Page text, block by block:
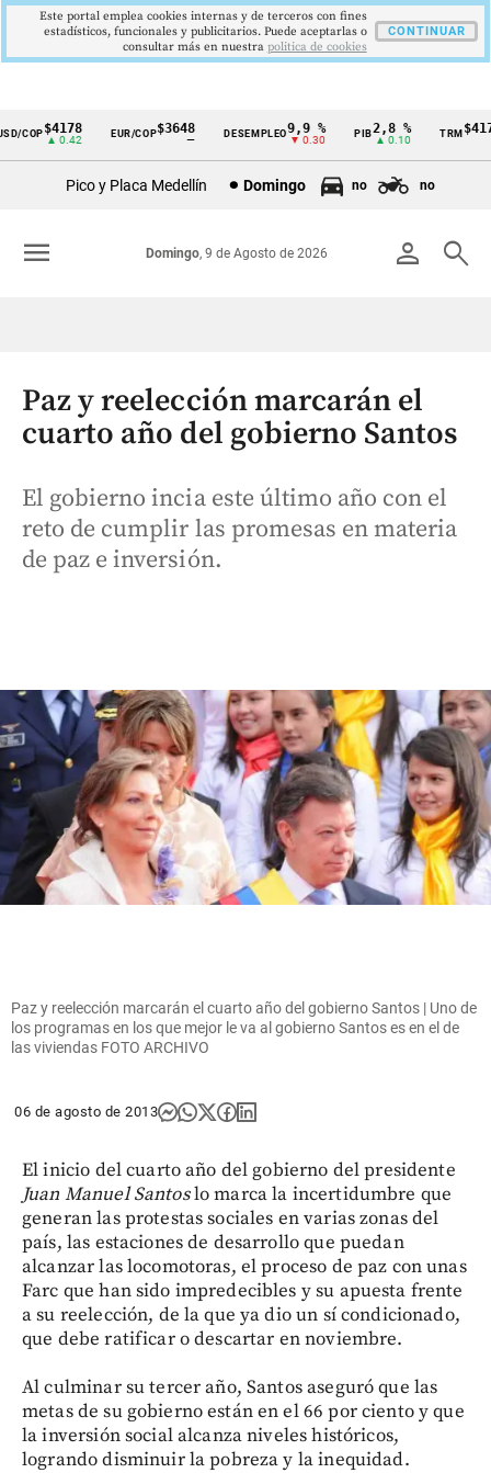
Cintillo
Colombia
COP$4178
▲ 0.42
EUR/COP$3648 DESEMPLEO9,9 %
▼ 0.30
2,8 %
▲ 0.10
TRM
Pico y Placa Medellín Domingo no no
person search
Domingo, 9 de Agosto de 2026
menu
Paz y reelección marcarán el
cuarto año del gobierno Santos
El gobierno incia este último año con el
reto de cumplir las promesas en materia
de paz e inversión.
Paz y reelección marcarán el cuarto año del gobierno Santos | Uno de
los programas en los que mejor le va al gobierno Santos es en el de
las viviendas FOTO ARCHIVO
06 de agosto de 2013
El inicio del cuarto año del gobierno del presidente
Juan Manuel Santoslo marca la incertidumbre que
generan las protestas sociales en varias zonas del
país, las estaciones de desarrollo que puedan
alcanzar las locomotoras, el proceso de paz con unas
Farc que han sido impredecibles y su apuesta frente
a su reelección, de la que ya dio un sí condicionado,
que debe ratificar o descartar en noviembre.
Al culminar su tercer año, Santos aseguró que las
metas de su gobierno están en el 66 por ciento y que
la inversión social alcanza niveles históricos,
logrando disminuir la pobreza y la inequidad.
Este portal emplea cookies internas y de terceros con fines
estadísticos, funcionales y publicitarios. Puede aceptarlas o
consultar más en nuestra politica de cookies
CONTINUAR